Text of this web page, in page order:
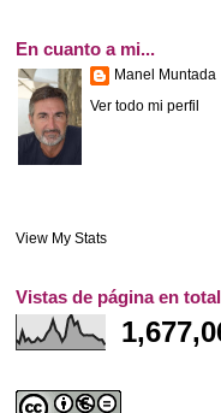
En cuanto a mi...
Manel Muntada
Ver todo mi perfil
View My Stats
Vistas de página en total